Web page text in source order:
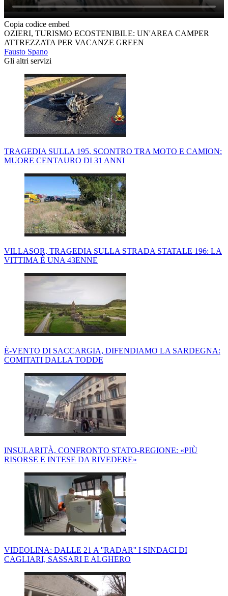
Copia codice embed
OZIERI, TURISMO ECOSTENIBILE: UN'AREA CAMPER
ATTREZZATA PER VACANZE GREEN
Fausto Spano
Gli altri servizi
TRAGEDIA SULLA 195, SCONTRO TRA MOTO E CAMION:
MUORE CENTAURO DI 31 ANNI
VILLASOR, TRAGEDIA SULLA STRADA STATALE 196: LA
VITTIMA È UNA 43ENNE
È-VENTO DI SACCARGIA, DIFENDIAMO LA SARDEGNA:
COMITATI DALLA TODDE
INSULARITÀ, CONFRONTO STATO-REGIONE: «PIÙ
RISORSE E INTESE DA RIVEDERE»
VIDEOLINA: DALLE 21 A ''RADAR'' I SINDACI DI
CAGLIARI, SASSARI E ALGHERO